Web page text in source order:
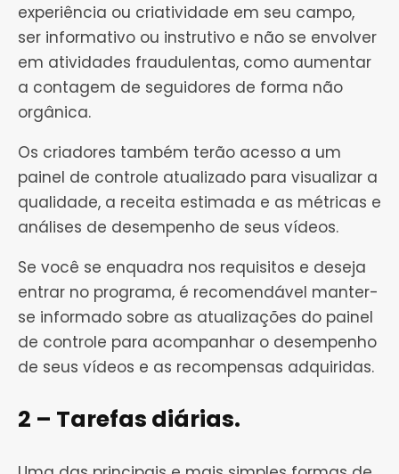
experiência ou criatividade em seu campo,
ser informativo ou instrutivo e não se envolver
em atividades fraudulentas, como aumentar
a contagem de seguidores de forma não
orgânica.
Os criadores também terão acesso a um
painel de controle atualizado para visualizar a
qualidade, a receita estimada e as métricas e
análises de desempenho de seus vídeos.
Se você se enquadra nos requisitos e deseja
entrar no programa, é recomendável manter-
se informado sobre as atualizações do painel
de controle para acompanhar o desempenho
de seus vídeos e as recompensas adquiridas.
2 – Tarefas diárias.